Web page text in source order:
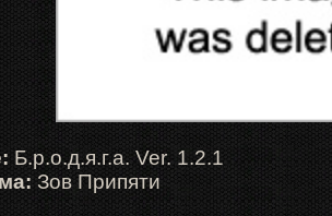
Б.р.о.д.я.г.а. Ver. 1.2.1
Зов Припяти